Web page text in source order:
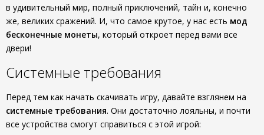
в удивительный мир, полный приключений, тайн и, конечно
же, великих сражений. И, что самое крутое, у нас есть мод
бесконечные монеты, который откроет перед вами все
двери!
Системные требования
Перед тем как начать скачивать игру, давайте взглянем на
системные требования. Они достаточно лояльны, и почти
все устройства смогут справиться с этой игрой: